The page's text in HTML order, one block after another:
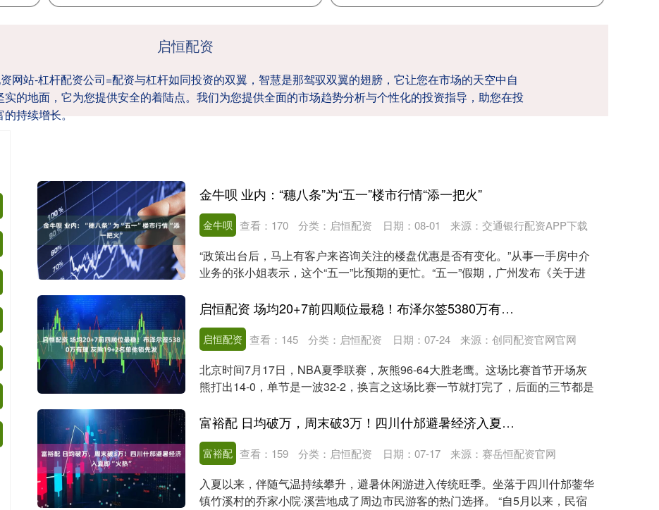
启恒配资
网站-杠杆配资公司=配资与杠杆如同投资的双翼，智慧是那驾驭双翼的翅膀，它让您在市场的天空中自
的地面，它为您提供安全的着陆点。我们为您提供全面的市场趋势分析与个性化的投资指导，助您在投
持续增长。
金牛呗 业内：“穗八条”为“五一”楼市行情“添一把火”
金牛呗 日期：08-01 来源：交通银行配资APP下载
查看： 170 分类： 启恒配资
“政策出台后，马上有客户来咨询关注的楼盘优惠是否有变化。”从事一手房中介
业务的张小姐表示，这个“五一”比预期的更忙。“五一”假期，广州发布《关于进
启恒配资 场均20+7前四顺位最稳！布泽尔签5380万有理 灰熊19+2名单他锁先发
启恒配资 日期：07-24 来源：创同配资官网官网
查看： 145 分类： 启恒配资
北京时间7月17日，NBA夏季联赛，灰熊96-64大胜老鹰。这场比赛首节开场灰
熊打出14-0，单节是一波32-2，换言之这场比赛一节就打完了，后面的三节都是
富裕配 日均破万，周末破3万！四川什邡避暑经济入夏即“火热”
富裕配 日期：07-17 来源：赛岳恒配资官网
查看： 159 分类： 启恒配资
入夏以来，伴随气温持续攀升，避暑休闲游进入传统旺季。坐落于四川什邡蓥华
镇竹溪村的乔家小院·溪营地成了周边市民游客的热门选择。 “自5月以来，民宿